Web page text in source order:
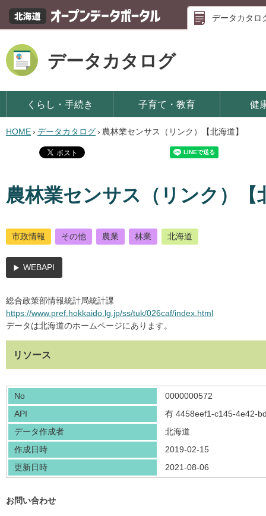
データカタロ
データカタログ
くらし・手続き 子育て・教育 健
HOME› データカタログ› 農林業センサス（リンク）【北海道】
農林業センサス（リンク）【
市政情報 その他 農業 林業 北海道
WEBAPI
総合政策部情報統計局統計課
https://www.pref.hokkaido.lg.jp/ss/tuk/026caf/index.html
データは北海道のホームページにあります。
リソース
No
0000000572
API
有 4458eef1-c145-4e42-
データ作成者
北海道
作成日時
2019-02-15
更新日時
2021-08-06
お問い合わせ